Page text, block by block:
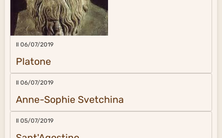
Il 06/07/2019
Platone
Il 06/07/2019
Anne-Sophie Svetchina
Il 05/07/2019